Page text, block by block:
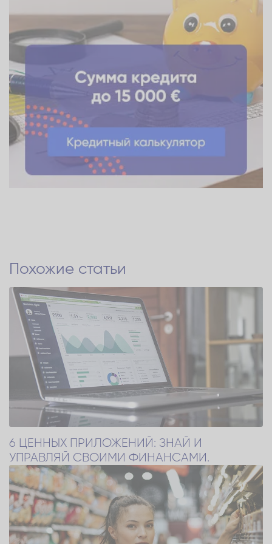
Похожие статьи
6 ЦЕННЫХ ПРИЛОЖЕНИЙ: ЗНАЙ И
УПРАВЛЯЙ СВОИМИ ФИНАНСАМИ.